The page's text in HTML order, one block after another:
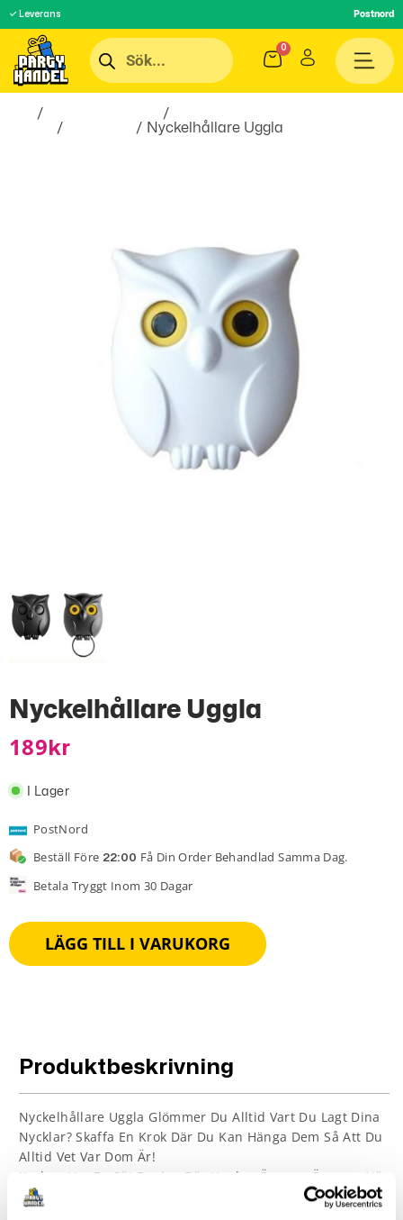
✓ Leverans Postnord
/ /
/ / Nyckelhållare Uggla
Nyckelhållare Uggla
189 Kr
I Lager
PostNord
Beställ Före 22:00 Få Din Order Behandlad Samma Dag.
Betala Tryggt Inom 30 Dagar
LÄGG TILL I VARUKORG
Produktbeskrivning
Nyckelhållare Uggla Glömmer Du Alltid Vart Du Lagt Dina
Nycklar? Skaffa En Krok Där Du Kan Hänga Dem Så Att Du
Alltid Vet Var Dom Är!
Kroken Har En Söt Design Där Ugglan Öppnar Ögonen När
Du Hänger Något På Kroken Och Blundar När Kroken Är